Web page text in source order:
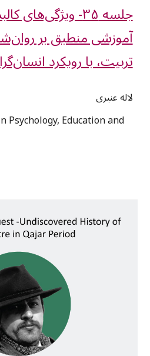
جلسه ۳۵-
آموزشی منطبق بر
تربیت، با رویکرد
لاله عنبری
Education and